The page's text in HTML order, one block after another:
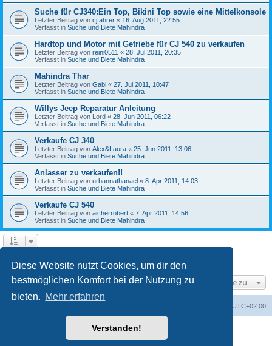
Diese Website nutzt Cookies, um dir den
bestmöglichen Komfort bei der Nutzung zu
bieten. Mehr erfahren
Verstanden!
Suche für CJ340:Ein Top, Bikini Top sowie eine Mittelkonsole
Letzter Beitrag von cjfahrer « 16. Aug 2011, 22:55
Verfasst in Suche und Biete Mahindra
Hardtop und Motor mit Getriebe für CJ 540 zu verkaufen
Letzter Beitrag von reini0511 « 28. Jul 2011, 20:35
Verfasst in Suche und Biete Mahindra
Mahindra Thar
Letzter Beitrag von Gabi « 27. Jul 2011, 10:47
Verfasst in Suche und Biete Mahindra
Willys Jeep Reparatur Anleitung
Letzter Beitrag von Lord « 28. Jun 2011, 06:22
Verfasst in Suche und Biete Mahindra
Verkaufe CJ 340
Letzter Beitrag von Alex&Laura « 25. Jun 2011, 13:06
Verfasst in Suche und Biete Mahindra
Anlasser zu verkaufen!!
Letzter Beitrag von urbannathanael « 8. Apr 2011, 14:03
Verfasst in Suche und Biete Mahindra
Verkaufe CJ 540
Letzter Beitrag von aicherrobert « 7. Apr 2011, 14:56
Verfasst in Suche und Biete Mahindra
Gehe zu
UTC+02:00
Powered byphpBB® Forum Software © phpBB Limited
phpBB.de